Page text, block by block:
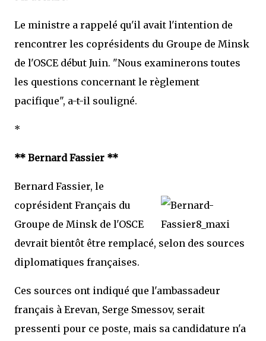
Le ministre a rappelé qu'il avait l'intention de
rencontrer les coprésidents du Groupe de Minsk
de l'OSCE début Juin. "Nous examinerons toutes
les questions concernant le règlement
pacifique", a-t-il souligné.
*
** Bernard Fassier **
Bernard Fassier, le
coprésident Français du
Groupe de Minsk de l'OSCE
devrait bientôt être remplacé, selon des sources
diplomatiques françaises.
Ces sources ont indiqué que l'ambassadeur
français à Erevan, Serge Smessov, serait
pressenti pour ce poste, mais sa candidature n'a